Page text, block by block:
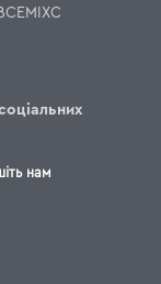
нам